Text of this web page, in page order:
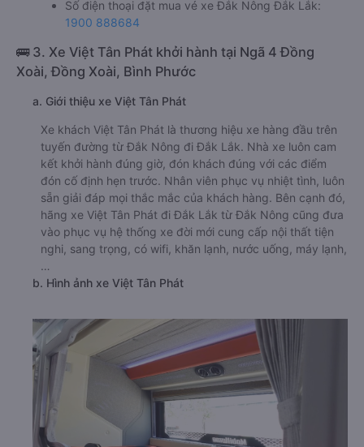
Số điện thoại đặt mua vé xe Đắk Nông Đắk Lắk:
1900 888684
🚌 3. Xe Việt Tân Phát khởi hành tại Ngã 4 Đồng
Xoài, Đồng Xoài, Bình Phước
a. Giới thiệu xe Việt Tân Phát
Xe khách Việt Tân Phát là thương hiệu xe hàng đầu trên
tuyến đường từ Đắk Nông đi Đắk Lắk. Nhà xe luôn cam
kết khởi hành đúng giờ, đón khách đúng với các điểm
đón cố định hẹn trước. Nhân viên phục vụ nhiệt tình, luôn
sẵn giải đáp mọi thắc mắc của khách hàng. Bên cạnh đó,
hãng xe Việt Tân Phát đi Đắk Lắk từ Đắk Nông cũng đưa
vào phục vụ hệ thống xe đời mới cung cấp nội thất tiện
nghi, sang trọng, có wifi, khăn lạnh, nước uống, máy lạnh,
…
b. Hình ảnh xe Việt Tân Phát